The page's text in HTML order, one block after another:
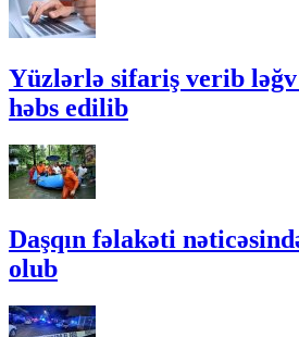
Yüzlərlə sifariş verib ləğv
həbs edilib
Daşqın fəlakəti
olub